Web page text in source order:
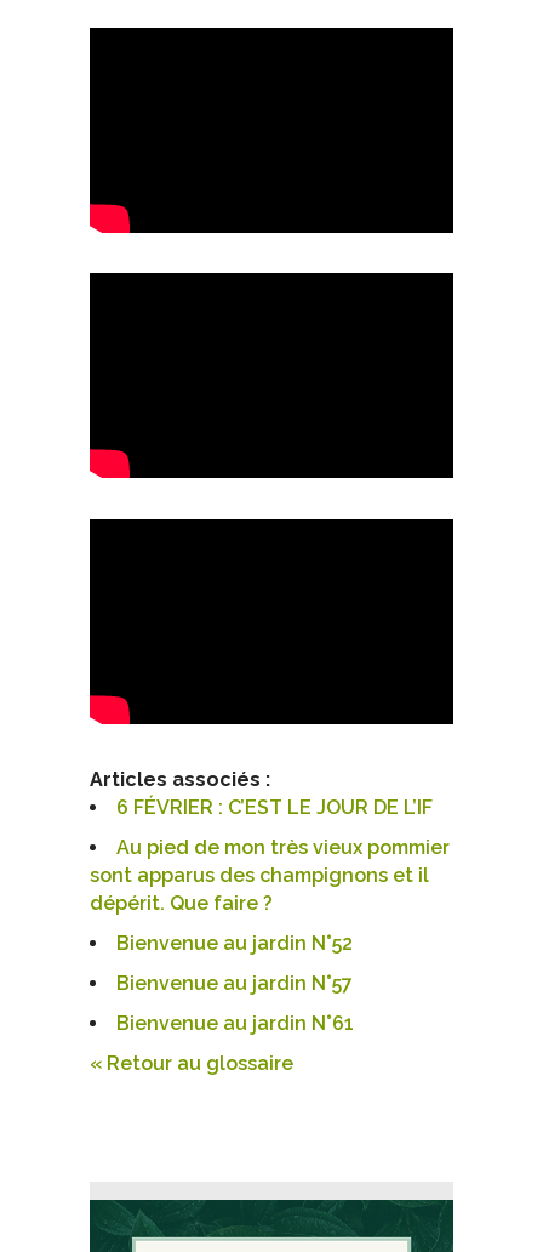
Articles associés :
6 FÉVRIER : C’EST LE JOUR DE L’IF
Au pied de mon très vieux pommier
sont apparus des champignons et il
dépérit. Que faire ?
Bienvenue au jardin N°52
Bienvenue au jardin N°57
Bienvenue au jardin N°61
« Retour au glossaire